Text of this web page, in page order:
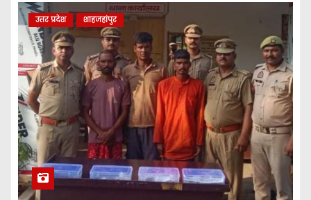
उत्तर प्रदेश शाहजहांपुर